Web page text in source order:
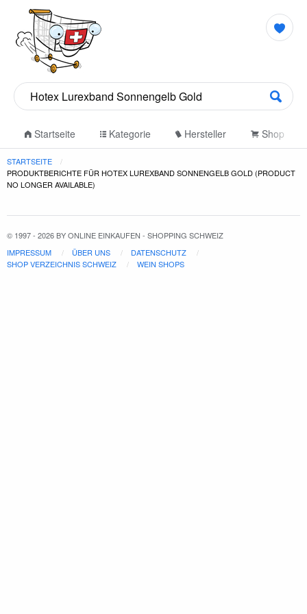
Startseite Kategorie Hersteller Shop
STARTSEITE
PRODUKTBERICHTE FÜR HOTEX LUREXBAND SONNENGELB GOLD (PRODUCT
NO LONGER AVAILABLE)
© 1997 - 2026 BY ONLINE EINKAUFEN - SHOPPING SCHWEIZ
IMPRESSUM
ÜBER UNS
DATENSCHUTZ
SHOP VERZEICHNIS SCHWEIZ
WEIN SHOPS